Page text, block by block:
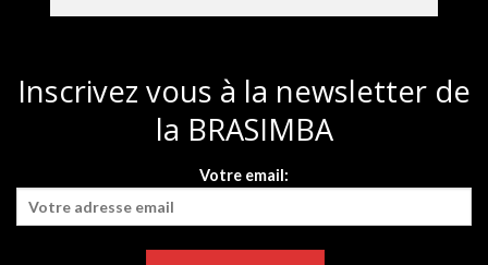
Inscrivez vous à la newsletter de
la BRASIMBA
Votre email: